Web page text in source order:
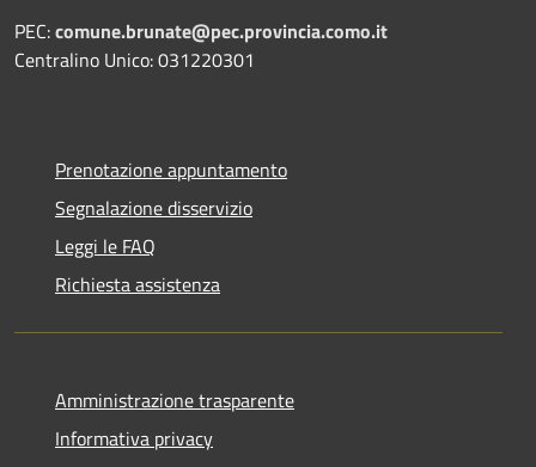
PEC:comune.brunate@pec.provincia.como.it
Centralino Unico: 031220301
Prenotazione appuntamento
Segnalazione disservizio
Leggi le FAQ
Richiesta assistenza
Amministrazione trasparente
Informativa privacy